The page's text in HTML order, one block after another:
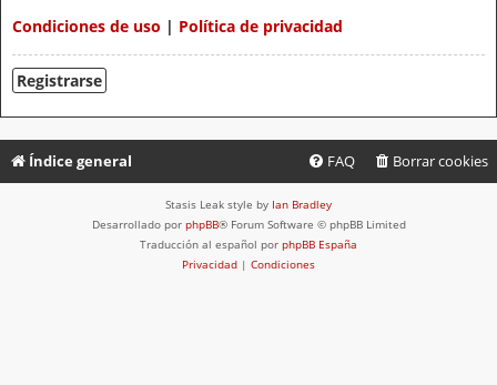
Condiciones de uso | Política de privacidad
Registrarse
Índice general Borrar cookies
FAQ
Stasis Leak style by Ian Bradley
Desarrollado por phpBB® Forum Software © phpBB Limited
Traducción al español por phpBB España
Privacidad | Condiciones